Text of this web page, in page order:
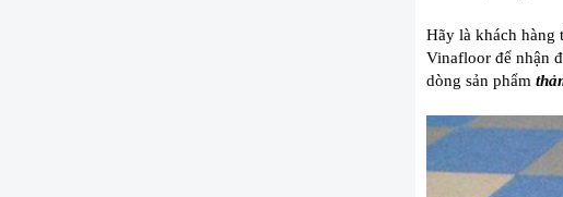
Hãy là khách hàng
Vinafloor để nhận
dòng sản phẩm